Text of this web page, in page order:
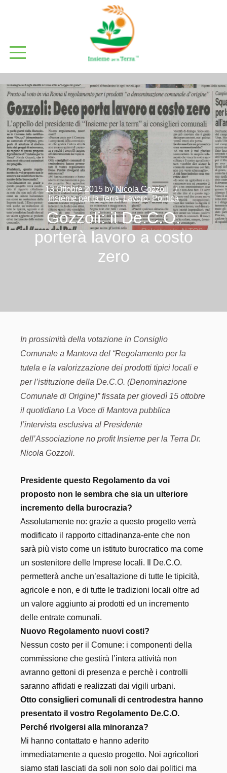
13 Ottobre 2015byNicola Gozzoli
Insieme per la Terra,Lavoro, Politica
Gozzoli: il De.C.O.
porterà lavoro a costo
zero
In prossimità della votazione in Consiglio
Comunale a Mantova del “Regolamento per la
tutela e la valorizzazione dei prodotti tipici locali e
per l’istituzione della De.C.O. (Denominazione
Comunale di Origine)” fissata per giovedì 15 ottobre
il quotidiano La Voce di Mantova pubblica
l’intervista esclusiva al Presidente
dell’Associazione no profit Insieme per la Terra Dr.
Nicola Gozzoli.
Presidente questo Regolamento da voi
proposto non le sembra che sia un ulteriore
incremento della burocrazia?
Assolutamente no: grazie a questo progetto verrà
modificato il rapporto cittadinanza-ente che non
sarà più visto come un istituto burocratico ma come
un sostenitore delle Imprese locali. Il De.C.O.
permetterà anche un’esaltazione di tutte le tipicità,
agricole e non, e di tutte le tradizioni locali oltre ad
un valore aggiunto ai prodotti ed un incremento
delle entrate comunali.
Nuovo Regolamento nuovi costi?
Nessun costo per il Comune: i componenti della
commissione che gestirà l’intera attività non
avranno gettoni di presenza e perchè i controlli
saranno affidati e realizzati dai vigili urbani.
Otto consiglieri comunali di centrodestra hanno
presentato il vostro Regolamento De.C.O.
Perché rivolgersi alla minoranza?
Mi hanno contattato e hanno aderito
immediatamente a questo progetto. Noi agricoltori
siamo stati lasciati da soli non solo dai politici ma